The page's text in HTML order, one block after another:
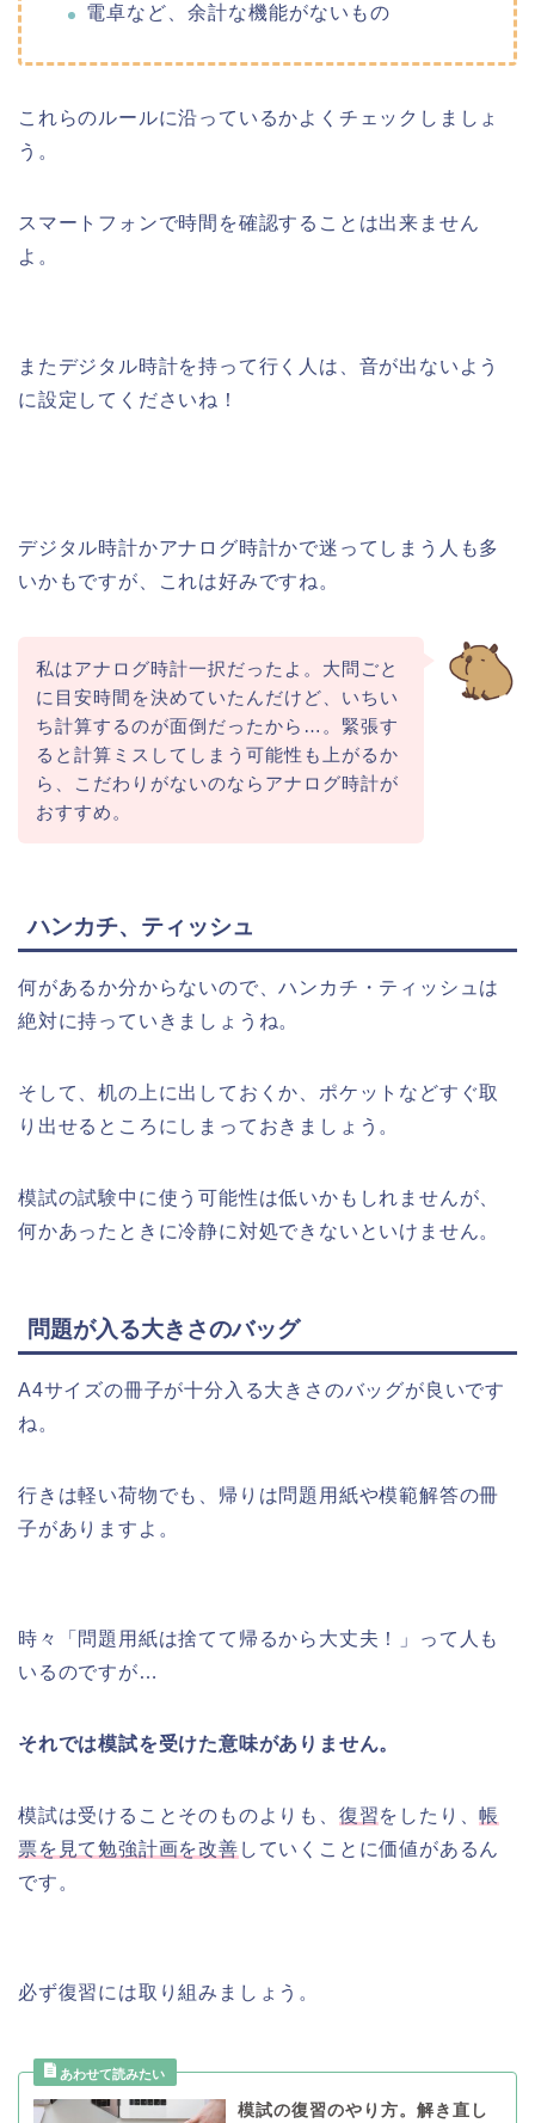
電卓など、余計な機能がないもの
これらのルールに沿っているかよくチェックしましょ
う。
スマートフォンで時間を確認することは出来ません
よ。
またデジタル時計を持って行く人は、音が出ないよう
に設定してくださいね！
デジタル時計かアナログ時計かで迷ってしまう人も多
いかもですが、これは好みですね。
私はアナログ時計一択だったよ。大問ごと
に目安時間を決めていたんだけど、いちい
ち計算するのが面倒だったから…。緊張す
ると計算ミスしてしまう可能性も上がるか
ら、こだわりがないのならアナログ時計が
おすすめ。
ハンカチ、ティッシュ
何があるか分からないので、ハンカチ・ティッシュは
絶対に持っていきましょうね。
そして、机の上に出しておくか、ポケットなどすぐ取
り出せるところにしまっておきましょう。
模試の試験中に使う可能性は低いかもしれませんが、
何かあったときに冷静に対処できないといけません。
問題が入る大きさのバッグ
A4サイズの冊子が十分入る大きさのバッグが良いです
ね。
行きは軽い荷物でも、帰りは問題用紙や模範解答の冊
子がありますよ。
時々「問題用紙は捨てて帰るから大丈夫！」って人も
いるのですが…
それでは模試を受けた意味がありません。
模試は受けることそのものよりも、 復習をしたり、帳
票を見て勉強計画を改善 していくことに価値があるん
です。
必ず復習には取り組みましょう。
模試の復習のやり方。解き直し